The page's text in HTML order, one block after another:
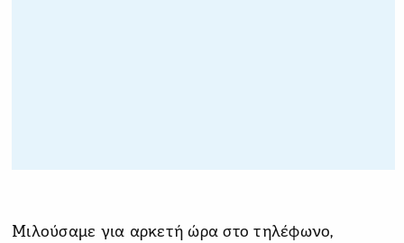
Μιλούσαμε για αρκετή ώρα στο τηλέφωνο,